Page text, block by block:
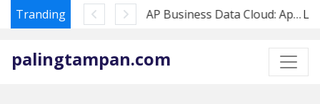
Skip
content
Tranding SAP Business Data Cloud: Apa Artinya bagi Pembeli Datasphere di 2026
palingtampan.com